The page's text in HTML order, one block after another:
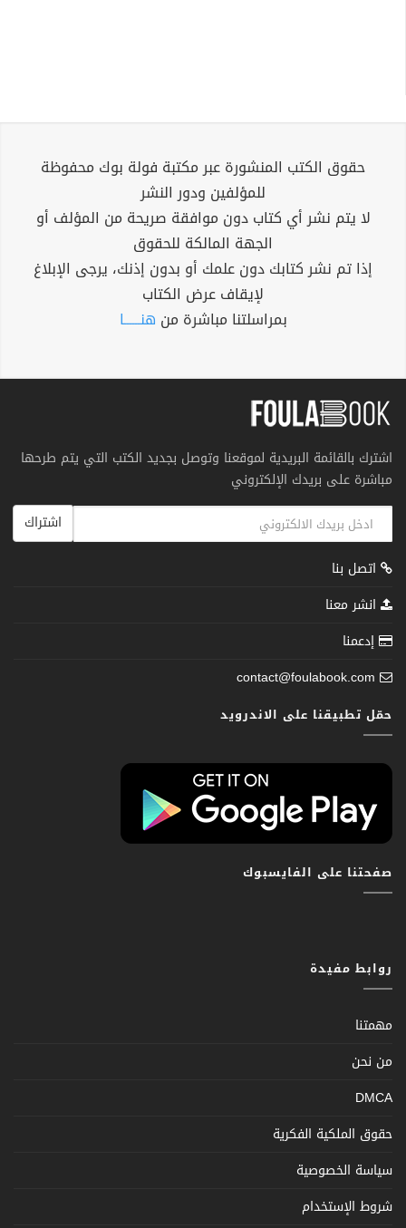
حقوق الكتب المنشورة عبر مكتبة فولة بوك محفوظة
للمؤلفين ودور النشر
لا يتم نشر أي كتاب دون موافقة صريحة من المؤلف أو
الجهة المالكة للحقوق
إذا تم نشر كتابك دون علمك أو بدون إذنك، يرجى الإبلاغ
لإيقاف عرض الكتاب
بمراسلتنا مباشرة من هنــــــا
اشترك بالقائمة البريدية لموقعنا وتوصل بجديد الكتب التي يتم طرحها
مباشرة على بريدك الإلكتروني
اشتراك
اتصل بنا
انشر معنا
إدعمنا
contact@foulabook.com
حمّل تطبيقنا على الاندرويد
صفحتنا على الفايسبوك
روابط مفيدة
مهمتنا
من نحن
DMCA
حقوق الملكية الفكرية
سياسة الخصوصية
شروط الإستخدام